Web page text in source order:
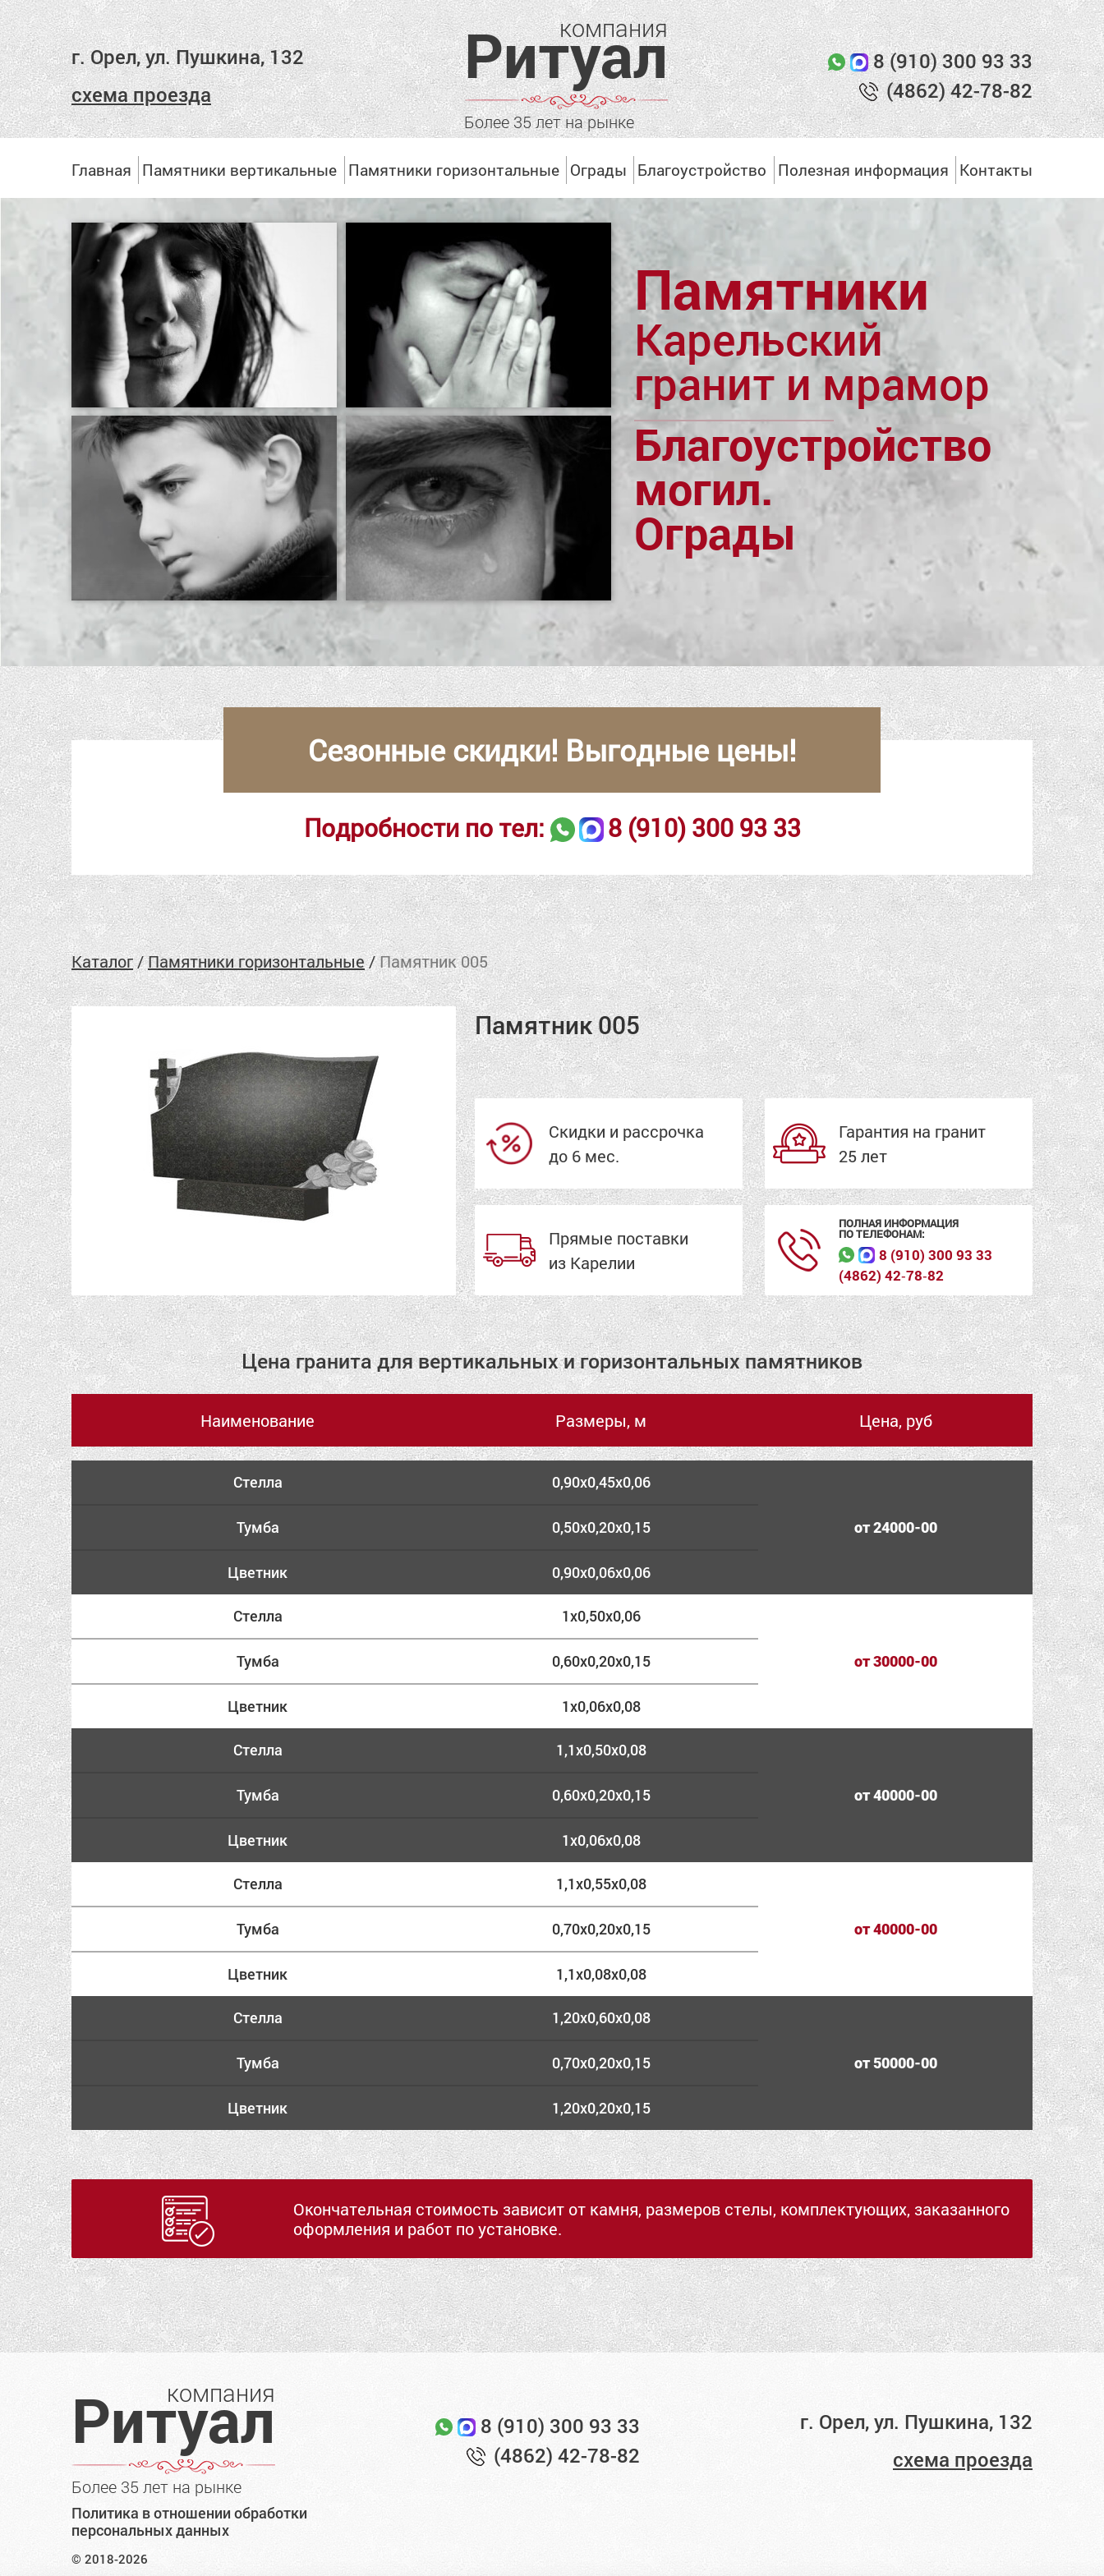
г. Орел, ул. Пушкина, 132
схема проезда
компания
Ритуал
Более 35 лет на рынке
8 (910) 300 93 33
(4862) 42-78-82
Главная Памятники вертикальные Памятники горизонтальные Ограды Благоустройство Полезная информация Контакты
Памятники
Карельский
гранит и мрамор
Благоустройство
могил.
Ограды
Сезонные скидки! Выгодные цены!
Подробности по тел: 8 (910) 300 93 33
Каталог/Памятники горизонтальные/Памятник 005
Памятник 005
Скидки и рассрочка
до 6 мес.
Гарантия на гранит
25 лет
Прямые поставки
из Карелии
ПОЛНАЯ ИНФОРМАЦИЯ
ПО ТЕЛЕФОНАМ:
8 (910) 300 93 33
(4862) 42‑78‑82
Цена гранита для вертикальных и горизонтальных памятников
Наименование Размеры, м Цена, руб
Стелла 0,90х0,45х0,06
от 24000-00
Тумба 0,50х0,20х0,15
Цветник 0,90х0,06х0,06
Стелла 1х0,50х0,06
от 30000-00
Тумба 0,60х0,20х0,15
Цветник 1х0,06х0,08
Стелла 1,1х0,50х0,08
от 40000-00
Тумба 0,60х0,20х0,15
Цветник 1х0,06х0,08
Стелла 1,1х0,55х0,08
от 40000-00
Тумба 0,70х0,20х0,15
Цветник 1,1х0,08х0,08
Стелла 1,20х0,60х0,08
от 50000-00
Тумба 0,70х0,20х0,15
Цветник 1,20х0,20х0,15
Окончательная стоимость зависит от камня, размеров стелы, комплектующих, заказанного
оформления и работ по установке.
компания
Ритуал
Более 35 лет на рынке
8 (910) 300 93 33
(4862) 42-78-82
г. Орел, ул. Пушкина, 132
схема проезда
Политика в отношении обработки
персональных данных
© 2018-2026